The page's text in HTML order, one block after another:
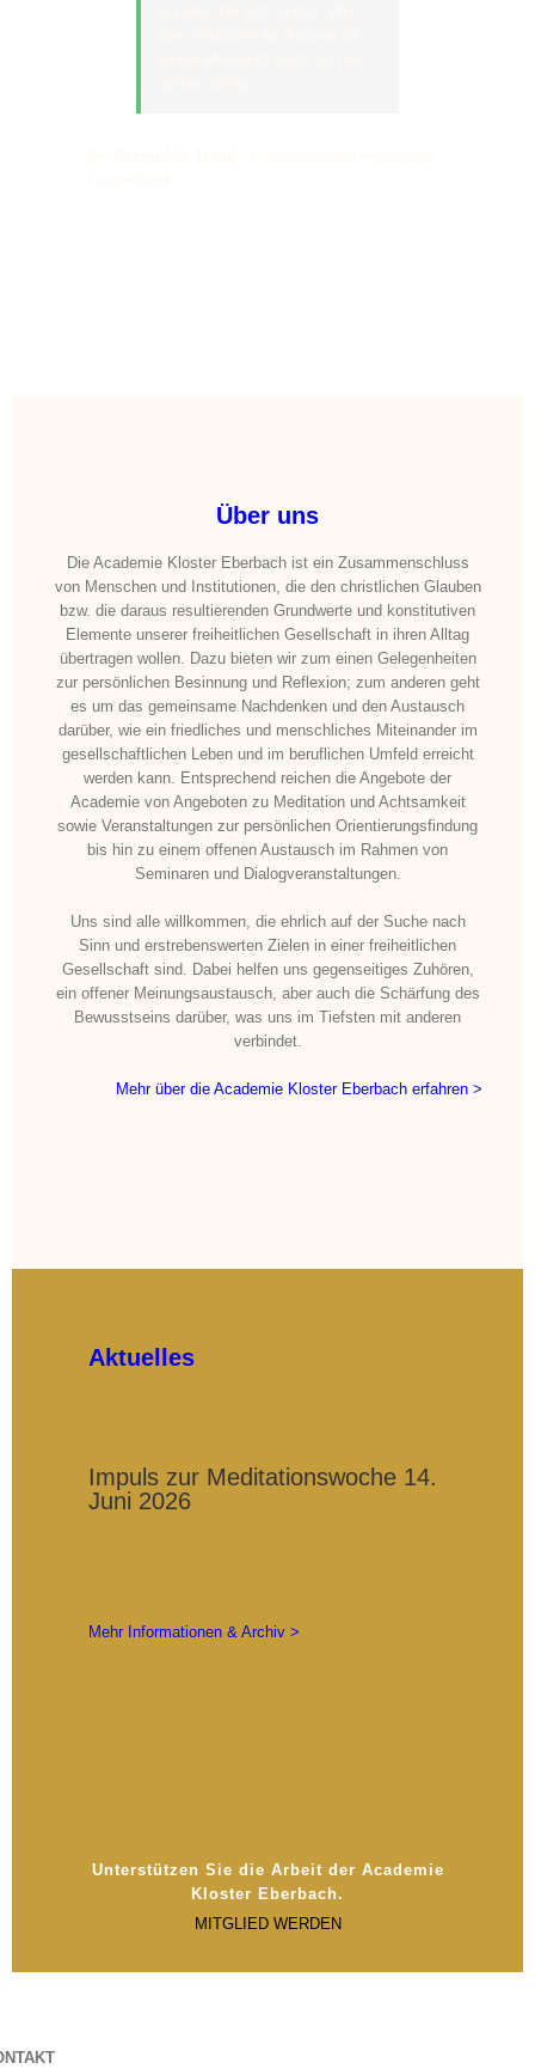
Über uns
Die Academie Kloster Eberbach ist ein Zusammenschluss
von Menschen und Institutionen, die den christlichen Glauben
bzw. die daraus resultierenden Grundwerte und konstitutiven
Elemente unserer freiheitlichen Gesellschaft in ihren Alltag
übertragen wollen. Dazu bieten wir zum einen Gelegenheiten
zur persönlichen Besinnung und Reflexion; zum anderen geht
es um das gemeinsame Nachdenken und den Austausch
darüber, wie ein friedliches und menschliches Miteinander im
gesellschaftlichen Leben und im beruflichen Umfeld erreicht
werden kann. Entsprechend reichen die Angebote der
Academie von Angeboten zu Meditation und Achtsamkeit
sowie Veranstaltungen zur persönlichen Orientierungsfindung
bis hin zu einem offenen Austausch im Rahmen von
Seminaren und Dialogveranstaltungen.
Uns sind alle willkommen, die ehrlich auf der Suche nach
Sinn und erstrebenswerten Zielen in einer freiheitlichen
Gesellschaft sind. Dabei helfen uns gegenseitiges Zuhören,
ein offener Meinungsaustausch, aber auch die Schärfung des
Bewusstseins darüber, was uns im Tiefsten mit anderen
verbindet.
Mehr über die Academie Kloster Eberbach erfahren >
Aktuelles
Impuls zur Meditationswoche 14.
Juni 2026
Mehr Informationen & Archiv >
Unterstützen Sie die Arbeit der Academie
Kloster Eberbach.
MITGLIED WERDEN